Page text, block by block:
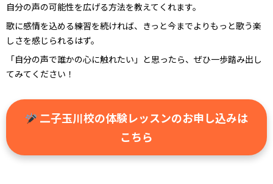
自分の声の可能性を広げる方法を教えてくれます。
歌に感情を込める練習を続ければ、きっと今までよりもっと歌う楽
しさを感じられるはず。
「自分の声で誰かの心に触れたい」と思ったら、ぜひ一歩踏み出し
てみてください！
二子玉川校の体験レッスンのお申し込みは
こちら